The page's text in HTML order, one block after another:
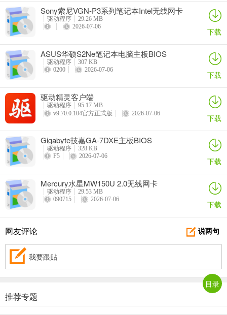
Sony索尼VGN-P3系列笔记本Intel无线网卡
驱动
驱动程序
29.26 MB
2026-07-06
下载
ASUS华硕S2Ne笔记本电脑主板BIOS
驱动程序
307 KB
0200
2026-07-06 下载
驱动精灵客户端
驱动程序
95.17 MB
v9.70.0.104官方正式版
2026-07-06 下载
Gigabyte技嘉GA-7DXE主板BIOS
驱动程序
328 KB
F5
2026-07-06 下载
Mercury水星MW150U 2.0无线网卡
驱动程序
29.53 MB
090715
2026-07-06 下载
说两句
网友评论
我要跟贴
推荐专题
目录